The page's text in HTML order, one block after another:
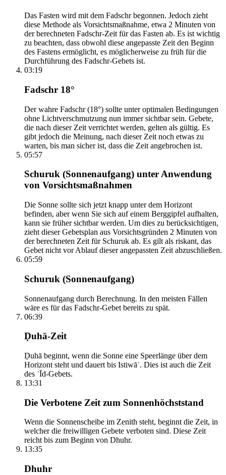
Das Fasten wird mit dem Fadschr begonnen. Jedoch zieht
diese Methode als Vorsichtsmaßnahme, etwa 2 Minuten von
der berechneten Fadschr-Zeit für das Fasten ab. Es ist wichtig
zu beachten, dass obwohl diese angepasste Zeit den Beginn
des Fastens ermöglicht, es möglicherweise zu früh für die
Durchführung des Fadschr-Gebets ist.
03:19
Fadschr 18°
Der wahre Fadschr (18°) sollte unter optimalen Bedingungen
ohne Lichtverschmutzung nun immer sichtbar sein. Gebete,
die nach dieser Zeit verrichtet werden, gelten als gültig. Es
gibt jedoch die Meinung, nach dieser Zeit noch etwas zu
warten, bis man sicher ist, dass die Zeit angebrochen ist.
05:57
Schuruk (Sonnenaufgang) unter Anwendung
von Vorsichtsmaßnahmen
Die Sonne sollte sich jetzt knapp unter dem Horizont
befinden, aber wenn Sie sich auf einem Berggipfel aufhalten,
kann sie früher sichtbar werden. Um dies zu berücksichtigen,
zieht dieser Gebetsplan aus Vorsichtsgründen 2 Minuten von
der berechneten Zeit für Schuruk ab. Es gilt als riskant, das
Gebet nicht vor Ablauf dieser angepassten Zeit abzuschließen.
05:59
Schuruk (Sonnenaufgang)
Sonnenaufgang durch Berechnung. In den meisten Fällen
wäre es für das Fadschr-Gebet bereits zu spät.
06:39
Ḍuhā-Zeit
Ḍuhā beginnt, wenn die Sonne eine Speerlänge über dem
Horizont steht und dauert bis Istiwāʾ. Dies ist auch die Zeit
des ʿĪd-Gebets.
13:31
Die Verbotene Zeit zum Sonnenhöchststand
Wenn die Sonnenscheibe im Zenith steht, beginnt die Zeit, in
welcher die freiwilligen Gebete verboten sind. Diese Zeit
reicht bis zum Beginn von Dhuhr.
13:35
Dhuhr